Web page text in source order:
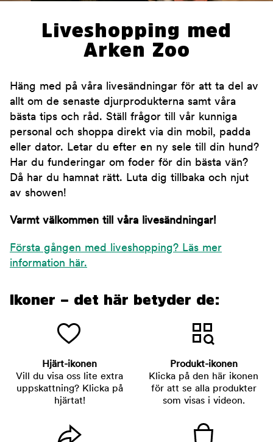
Liveshopping med
Arken Zoo
Häng med på våra livesändningar för att ta del av
allt om de senaste djurprodukterna samt våra
bästa tips och råd. Ställ frågor till vår kunniga
personal och shoppa direkt via din mobil, padda
eller dator. Letar du efter en ny sele till din hund?
Har du funderingar om foder för din bästa vän?
Då har du hamnat rätt. Luta dig tillbaka och njut
av showen!
Varmt välkommen till våra livesändningar!
Första gången med liveshopping? Läs mer
information här.
Ikoner – det här betyder de:
Hjärt-ikonen
Vill du visa oss lite extra
uppskattning? Klicka på
hjärtat!
Produkt-ikonen
Klicka på den här ikonen
för att se alla produkter
som visas i videon.